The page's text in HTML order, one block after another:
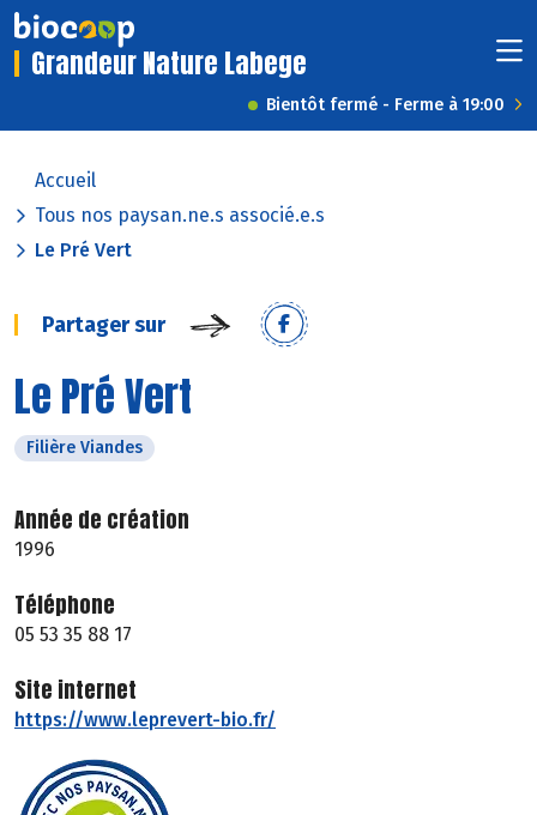
Grandeur Nature Labege
Bientôt fermé - Ferme à 19:00
Accueil
Tous nos paysan.ne.s associé.e.s
Le Pré Vert
Partager sur
Le Pré Vert
Filière Viandes
Année de création
1996
Téléphone
05 53 35 88 17
Site internet
https://www.leprevert-bio.fr/